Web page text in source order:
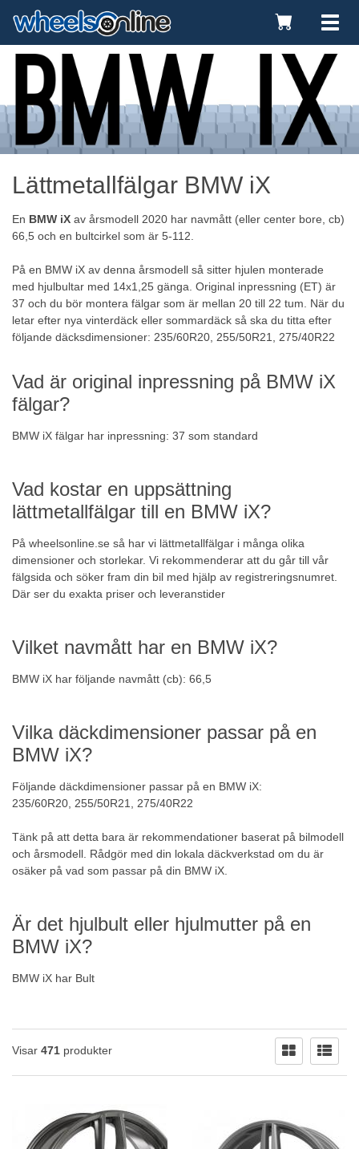
Toggle
Cart
Lättmetallfälgar BMW iX
En BMW iX av årsmodell 2020 har navmått (eller center bore, cb)
66,5 och en bultcirkel som är 5-112.
På en BMW iX av denna årsmodell så sitter hjulen monterade
med hjulbultar med 14x1,25 gänga. Original inpressning (ET) är
37 och du bör montera fälgar som är mellan 20 till 22 tum. När du
letar efter nya vinterdäck eller sommardäck så ska du titta efter
följande däcksdimensioner: 235/60R20, 255/50R21, 275/40R22
Vad är original inpressning på BMW iX
fälgar?
BMW iX fälgar har inpressning: 37 som standard
Vad kostar en uppsättning
lättmetallfälgar till en BMW iX?
På wheelsonline.se så har vi lättmetallfälgar i många olika
dimensioner och storlekar. Vi rekommenderar att du går till vår
fälgsida och söker fram din bil med hjälp av registreringsnumret.
Där ser du exakta priser och leveranstider
Vilket navmått har en BMW iX?
BMW iX har följande navmått (cb): 66,5
Vilka däckdimensioner passar på en
BMW iX?
Följande däckdimensioner passar på en BMW iX:
235/60R20, 255/50R21, 275/40R22
Tänk på att detta bara är rekommendationer baserat på bilmodell
och årsmodell. Rådgör med din lokala däckverkstad om du är
osäker på vad som passar på din BMW iX.
Är det hjulbult eller hjulmutter på en
BMW iX?
BMW iX har Bult
Visar 471 produkter